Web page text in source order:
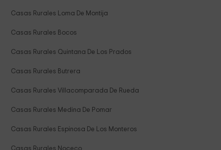
Casas Rurales Loma De Montija
Casas Rurales Bocos
Casas Rurales Quintana De Los Prados
Casas Rurales Butrera
Casas Rurales Villacomparada De Rueda
Casas Rurales Medina De Pomar
Casas Rurales Espinosa De Los Monteros